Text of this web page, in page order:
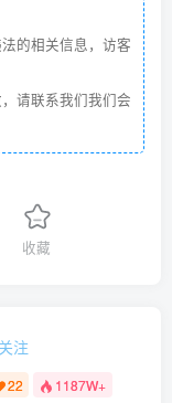
的相关信息，访客
请联系我们我们会
收藏
关注
22 1187W+